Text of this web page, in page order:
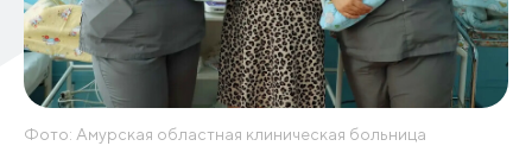
Фото: Амурская областная клиническая больница